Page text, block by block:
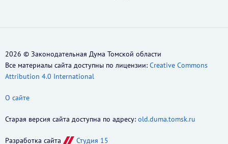
2026 © Законодательная Дума Томской области
Все материалы сайта доступны по лицензии: Creative Commons
Attribution 4.0 International
О сайте
Старая версия сайта доступна по адресу: old.duma.tomsk.ru
Разработка сайта Студия 15